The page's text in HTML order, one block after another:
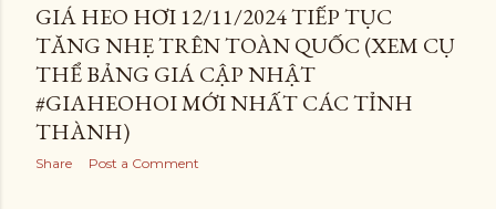
GIÁ HEO HƠI 12/11/2024 TIẾP TỤC
TĂNG NHẸ TRÊN TOÀN QUỐC (XEM CỤ
THỂ BẢNG GIÁ CẬP NHẬT
#GIAHEOHOI MỚI NHẤT CÁC TỈNH
THÀNH)
Share Post a Comment